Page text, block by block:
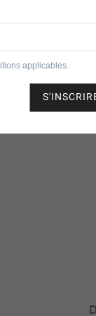
applicables.